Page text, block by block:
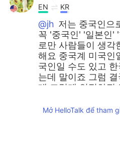
EN KR
@jh 저는 중국인으
꼭 '중국인' '일본인'
로만 사람들이 생각
해요 중국계 미국인
국인일 수도 있고
는데 말이죠 그럼
데 그렇게 인정하진
올리
Mở HelloTalk để tham